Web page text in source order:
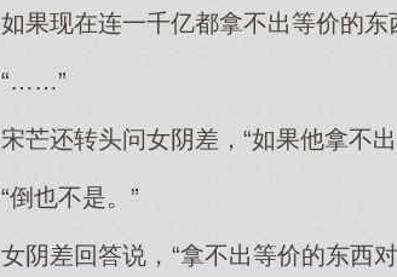
如果现在连一千亿都拿不出等价的
“……”
宋芒还转头问女阴差，“如果他拿不
“倒也不是。”
女阴差回答说，“拿不出等价的东西